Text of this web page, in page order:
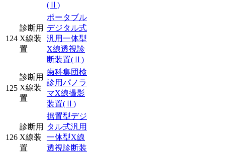
(Ⅱ)
124
診断用
X線装
置
ポータブル
デジタル式
汎用一体型
X線透視診
断装置(Ⅱ)
125
診断用
X線装
置
歯科集団検
診用パノラ
マX線撮影
装置(Ⅱ)
126
診断用
X線装
置
据置型デジ
タル式汎用
一体型X線
透視診断装